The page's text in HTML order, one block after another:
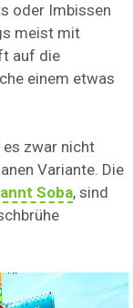
oder Imbissen
meist mit
auf die
einem etwas
es zwar nicht
Variante. Die
Soba, sind